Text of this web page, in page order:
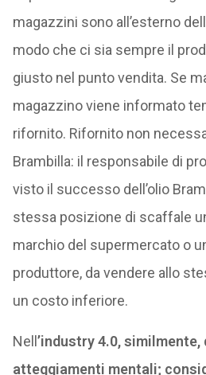
magazzini sono all’esterno
modo che ci sia sempre il
giusto nel punto vendita. Se
magazzino viene informato
rifornito. Rifornito non
Brambilla: il responsabile di
visto il successo dell’olio
stessa posizione di scaffale
marchio del supermercato o
produttore, da vendere allo
un costo inferiore.
Nell ’industry 4.0,
atteggiamenti mentali;